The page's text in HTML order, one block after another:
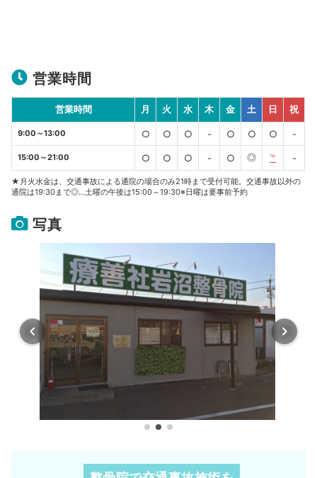
営業時間
営業時間 月 火 水 木 金 土 日 祝
9:00～13:00 ○ ○ ○ - ○ ○ ○ -
15:00～21:00 ○ ○ ○ - ○ ◎ ℡ -
★月火水金は、交通事故による通院の場合のみ21時まで受付可能。交通事故以外の
通院は19:30まで◎…土曜の午後は15:00～19:30※日曜は要事前予約
写真